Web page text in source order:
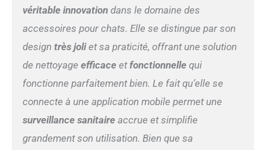
chats offre des options de
manuel. Vous pouvez
facilement démarrer le
appuyant sur l'écran ou
activer la fonction de
une touche qui vide
entièrement la poubelle en
mains Sécurité des animaux
véritable innovationdans le domaine des
accessoires pour chats. Elle se distingue par son
design très joliet sa praticité, offrant une solution
de nettoyage efficaceetfonctionnellequi
fonctionne parfaitement bien. Le fait qu’elle se
connecte à une application mobile permet une
surveillance sanitaireaccrue et simplifie
grandement son utilisation. Bien que sa